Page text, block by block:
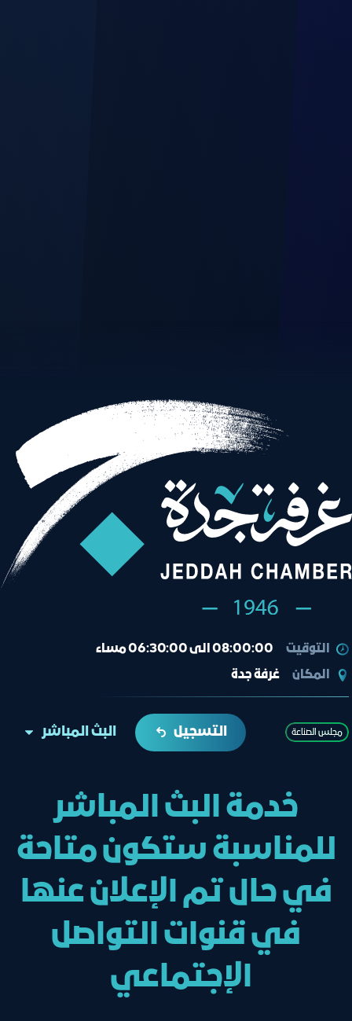
التوقيت
08:00:00 الى 06:30:00 مساء
المكان
غرفة جدة
ﻣﺠﻠﺲ اﻟﺼﻨﺎﻋﺔ التسجيل البث المباشر
خدمة البث المباشر
للمناسبة ستكون متاحة
في حال تم الإعلان عنها
في قنوات التواصل
الإجتماعي